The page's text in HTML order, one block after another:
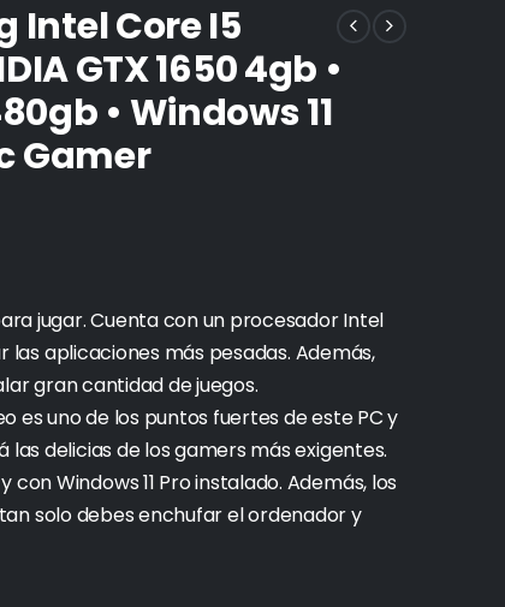
Intel Core I5
GTX 1650 4gb •
• Windows 11
Gamer
jugar. Cuenta con un procesador Intel
las aplicaciones más pesadas. Además,
gran cantidad de juegos.
es uno de los puntos fuertes de este PC y
delicias de los gamers más exigentes.
Windows 11 Pro instalado. Además, los
solo debes enchufar el ordenador y